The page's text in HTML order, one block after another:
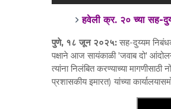
हवेली क्र. २० च्या सह-
पुणे, १८ जून २०२५: सह-दुय्यम
पक्षाने आज सायंकाळी 'जवाब दो'
त्यांना निलंबित करण्याच्या
प्रशासकीय इमारत) यांच्या